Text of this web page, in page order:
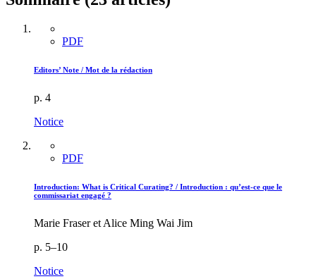
PDF
Editors’ Note / Mot de la rédaction
p. 4
Notice
PDF
Introduction: What is Critical Curating? / Introduction : qu’est-ce que le
commissariat engagé ?
Marie Fraser et Alice Ming Wai Jim
p. 5–10
Notice